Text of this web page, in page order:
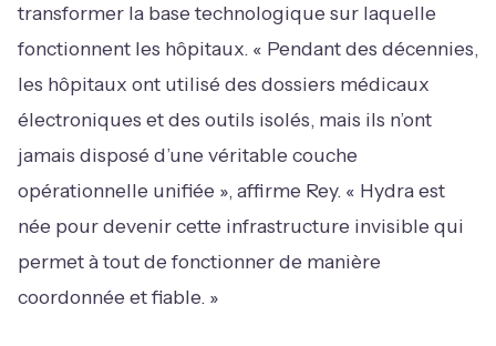
transformer la base technologique sur laquelle
fonctionnent les hôpitaux. « Pendant des décennies,
les hôpitaux ont utilisé des dossiers médicaux
électroniques et des outils isolés, mais ils n’ont
jamais disposé d’une véritable couche
opérationnelle unifiée », affirme Rey. « Hydra est
née pour devenir cette infrastructure invisible qui
permet à tout de fonctionner de manière
coordonnée et fiable. »